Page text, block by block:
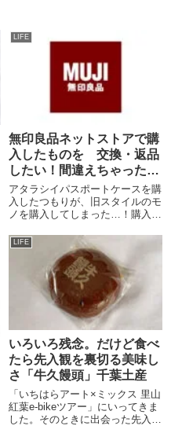
LIFE
無印良品ネットストアで購
入したものを 交換・返品
したい！間違えちゃった！
に要注意。
アタラシイパスポートケースを購
入したつもりが、旧スタイルのモ
ノを購入してしまった…！購入し
ア。店舗受け取りもできるから、
間違えて注文した商品も交換でき
るのかとおもいきや…。無印良品
ネットストアで購入モノは、店舗
LIFE
いろいろ残念。だけど食べ
たら先入観を裏切る美味し
さ「牛久饅頭」千葉土産
「いちはらアート×ミックス 里山
紅葉e-bikeツアー」にいってきま
した。そのときに出会った先入観